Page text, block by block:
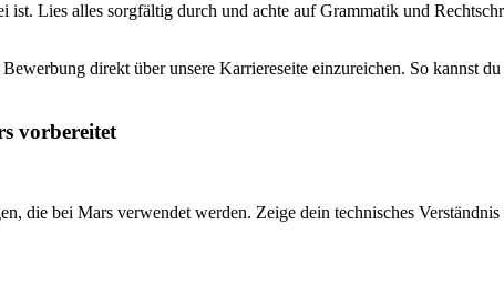
ist. Lies alles sorgfältig durch und achte auf Grammatik und
direkt über unsere Karriereseite einzureichen. So kannst
vorbereitet
die bei Mars verwendet werden. Zeige dein technisches